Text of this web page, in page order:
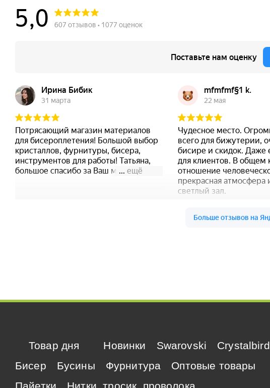
Товар дня Новинки Swarovski
Crystalbird
Бисер
Бусины Фурнитура
Оптовые товары